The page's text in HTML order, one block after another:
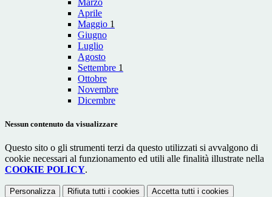
Marzo
Aprile
Maggio 1
Giugno
Luglio
Agosto
Settembre 1
Ottobre
Novembre
Dicembre
Nessun contenuto da visualizzare
Questo sito o gli strumenti terzi da questo utilizzati si avvalgono di
cookie necessari al funzionamento ed utili alle finalità illustrate nella
COOKIE POLICY.
Personalizza Rifiuta tutti i cookies Accetta tutti i cookies